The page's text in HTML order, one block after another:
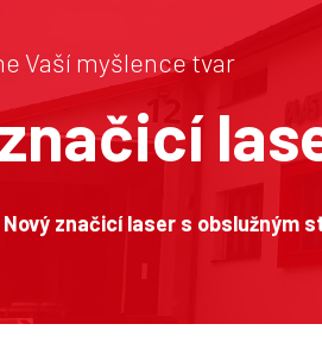
Vaší myšlence tvar
Nový značicí laser s obslužným